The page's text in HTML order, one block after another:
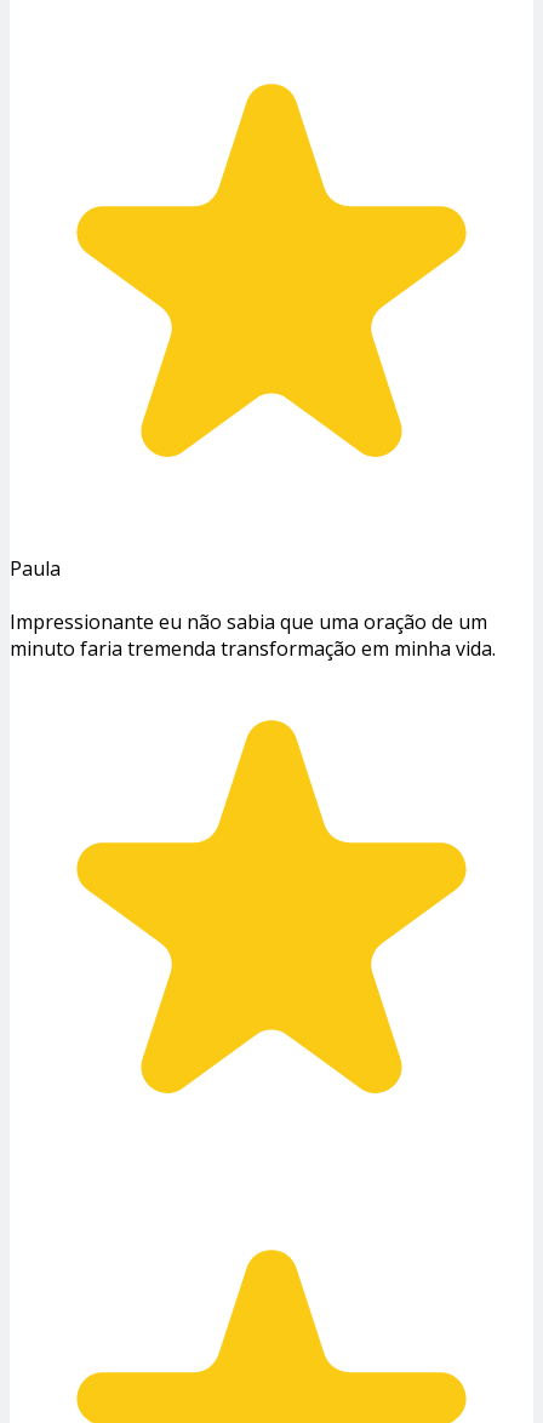
Paula
Impressionante eu não sabia que uma oração de um
minuto faria tremenda transformação em minha vida.